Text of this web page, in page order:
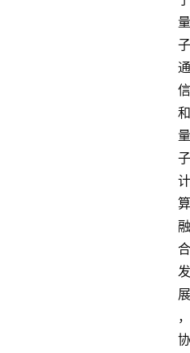
量
子
通
信
和
量
子
计
算
融
合
发
展
，
协